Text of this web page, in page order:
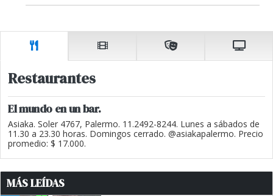
Restaurantes
El mundo en un bar.
Asiaka. Soler 4767, Palermo. 11.2492-8244. Lunes a sábados de
11.30 a 23.30 horas. Domingos cerrado. @asiakapalermo. Precio
promedio: $ 17.000.
MÁS LEÍDAS